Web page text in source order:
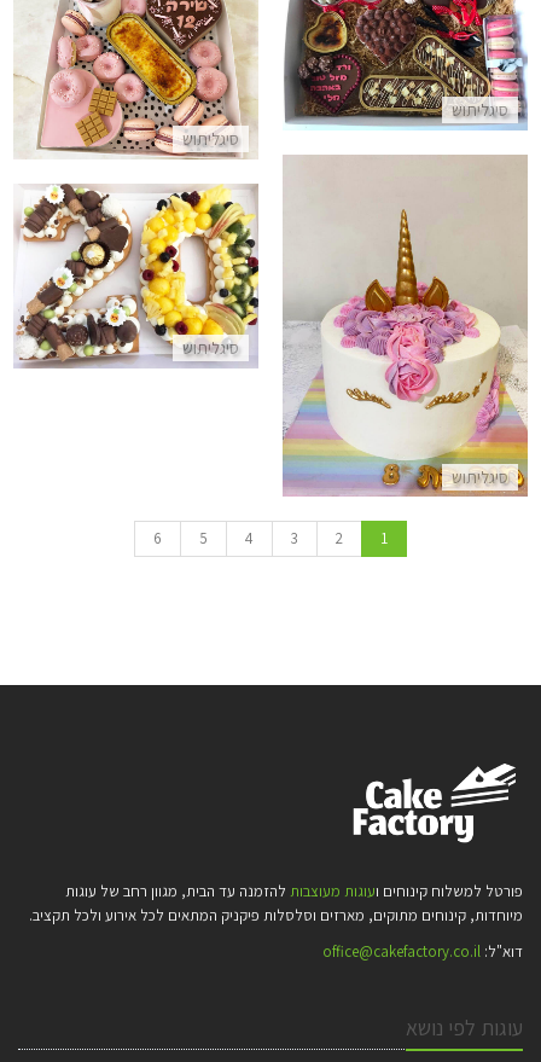
סיגליתוש
מארז קינוחים אישיים ליום הולדת
התקשר/י
סיגליתוש
מארז עוגות וקינוחים ללא גלוטן
התקשר/י
סיגליתוש
עוגת זילוף חד קרן
התקשר/י סיגליתוש
עוגת מספרים לגיל 20
התקשר/י
1
2
3
4
5
6
פורטל למשלוח קינוחים ועוגות מעוצבות להזמנה עד הבית, מגוון רחב של עוגות
מיוחדות, קינוחים מתוקים, מארזים וסלסלות פיקניק המתאים לכל אירוע ולכל תקציב.
דוא"ל: office@cakefactory.co.il
עוגות לפי נושא